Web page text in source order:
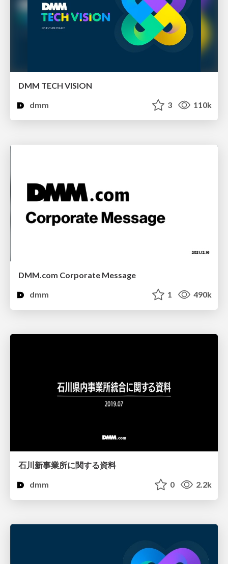
DMM TECH VISION
dmm
3 110k
DMM.com Corporate Message
dmm
1 490k
石川新事業所に関する資料
dmm
0 2.2k